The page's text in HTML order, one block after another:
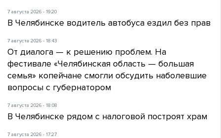
7 августа 2026 - 19:20
В Челябинске водитель автобуса ездил без прав
7 августа 2026 - 18:43
От диалога — к решению проблем. На
фестивале «Челябинская область — большая
семья» копейчане смогли обсудить наболевшие
вопросы с губернатором
7 августа 2026 - 18:08
В Челябинске рядом с налоговой построят храм
7 августа 2026 - 17:27